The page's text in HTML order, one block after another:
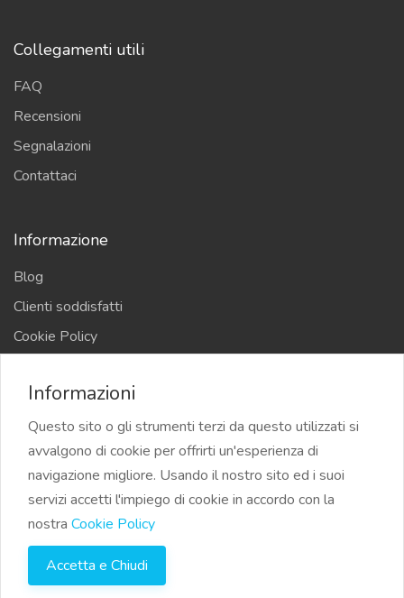
Collegamenti utili
FAQ
Recensioni
Segnalazioni
Contattaci
Informazione
Blog
Clienti soddisfatti
Cookie Policy
Termini e Condizioni
©2023 Su24.it Biglietto da visita digitale per aziende e
professionisti | Tutti i diritti riservati
Informazioni
Questo sito o gli strumenti terzi da questo utilizzati si
avvalgono di cookie per offrirti un'esperienza di
navigazione migliore. Usando il nostro sito ed i suoi
servizi accetti l'impiego di cookie in accordo con la
nostra Cookie Policy
Accetta e Chiudi